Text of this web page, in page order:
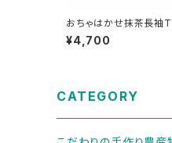
おちゃはかせ抹茶長袖T
ツ黒
¥4,700
CATEGORY